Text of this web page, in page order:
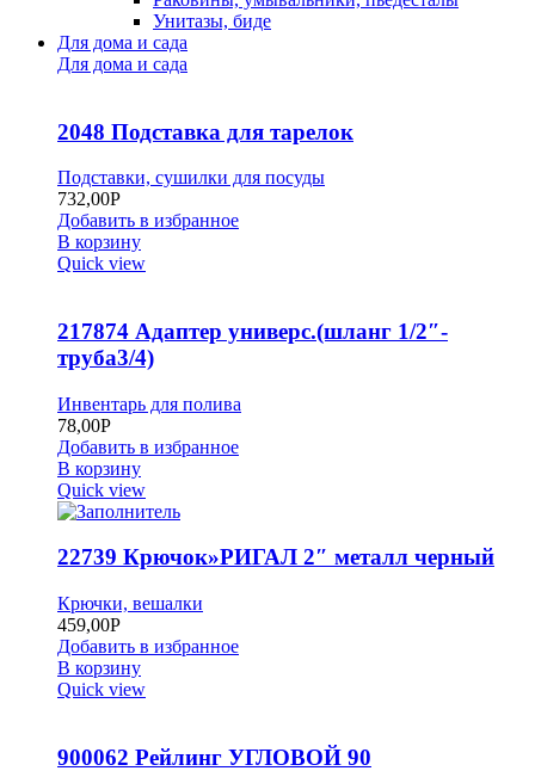
Унитазы, биде
Для дома и сада
Для дома и сада
2048 Подставка для тарелок
Подставки, сушилки для посуды
732,00Р
Добавить в избранное
В корзину
Quick view
217874 Адаптер универс.(шланг 1/2″-
труба3/4)
Инвентарь для полива
78,00Р
Добавить в избранное
В корзину
Quick view
22739 Крючок»РИГАЛ 2″ металл черный
Крючки, вешалки
459,00Р
Добавить в избранное
В корзину
Quick view
900062 Рейлинг УГЛОВОЙ 90